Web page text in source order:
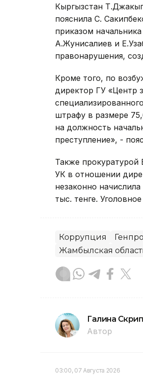
Кыргызстан
пояснила С.
приказом
А.Жунисалиев и
правонарушения,
Кроме того, по
директор ГУ «Центр
штрафу в размере
на должность
преступление», -
Также прокуратурой
УК в отношении
незаконно
тыс. тенге.
Коррупция
Жамбылская
Галина
Автор
03:00, 07 Августа 2026